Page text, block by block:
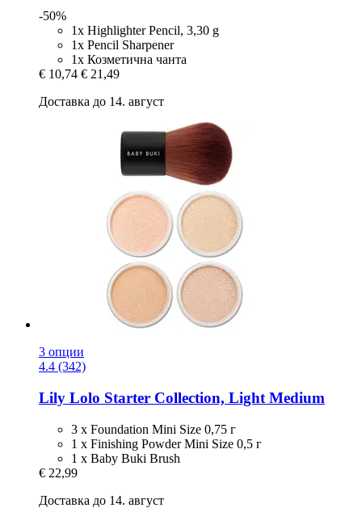
-50%
1x Highlighter Pencil, 3,30 g
1x Pencil Sharpener
1x Козметична чанта
€ 10,74 € 21,49
Доставка до 14. август
3 опции
4.4 (342)
Lily Lolo Starter Collection, Light Medium
3 x Foundation Mini Size 0,75 г
1 x Finishing Powder Mini Size 0,5 г
1 x Baby Buki Brush
€ 22,99
Доставка до 14. август